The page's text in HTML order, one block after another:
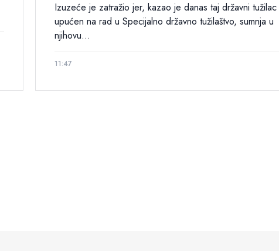
Izuzeće je zatražio jer, kazao je danas taj državni tužilac
upućen na rad u Specijalno državno tužilaštvo, sumnja u
njihovu...
11:47